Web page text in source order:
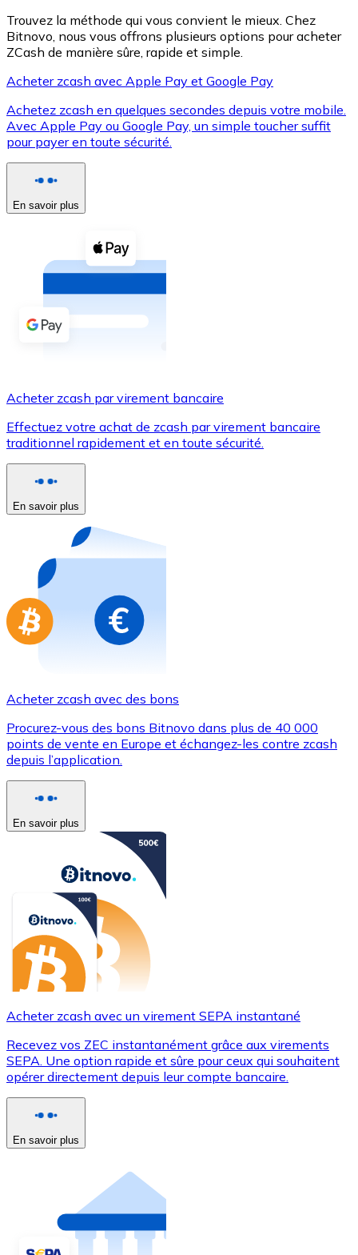
XRP
XRP
Voir toutes
Coupons crypto
Achetez des cryptomonnaies en espèces et d'autres
Acheter avec espèces
Virement SEPA
Utilisez les cartes Visa et Mastercard pour acheter
Acheter avec carte
Nouveau
Achetez des cartes-cadeaux de vos marques
Aller à la boutique de cartes-cadeaux
Trouvez la méthode qui vous convient le mieux. Chez
Bitnovo, nous vous offrons plusieurs options pour acheter
ZCash de manière sûre, rapide et simple.
Acheter zcash avec Apple Pay et Google Pay
Achetez zcash en quelques secondes depuis votre mobile.
Avec Apple Pay ou Google Pay, un simple toucher suffit
pour payer en toute sécurité.
En savoir plus
Acheter zcash par virement bancaire
Effectuez votre achat de zcash par virement bancaire
traditionnel rapidement et en toute sécurité.
En savoir plus
Acheter zcash avec des bons
Procurez-vous des bons Bitnovo dans plus de 40 000
points de vente en Europe et échangez-les contre zcash
depuis l’application.
En savoir plus
Acheter zcash avec un virement SEPA instantané
Recevez vos ZEC instantanément grâce aux virements
SEPA. Une option rapide et sûre pour ceux qui souhaitent
opérer directement depuis leur compte bancaire.
En savoir plus